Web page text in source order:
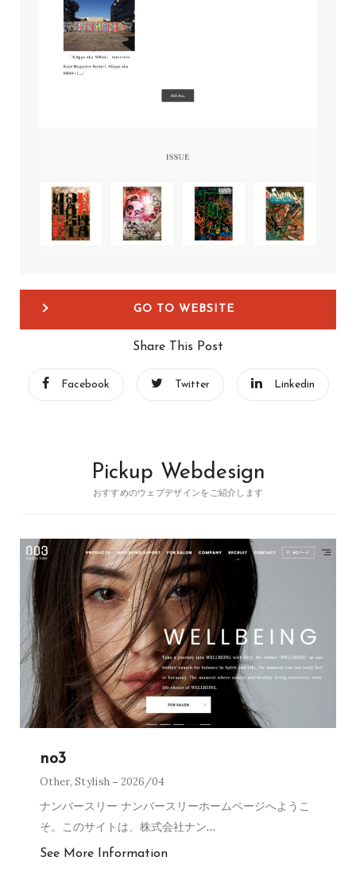
GO TO WEBSITE
Share This Post
Facebook Twitter Linkedin
Pickup Webdesign
おすすめのウェブデザインをご紹介します
no3
Other,Stylish 2026/04
ナンバースリー ナンバースリーホームページへようこ
そ。このサイトは、株式会社ナン…
See More Information